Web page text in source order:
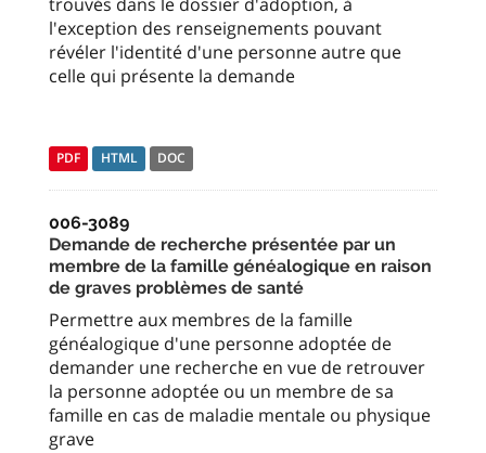
l'exception des renseignements pouvant
révéler l'identité d'une personne autre que
celle qui présente la demande
PDF HTML DOC
006-3089
Demande de recherche présentée par un
membre de la famille généalogique en raison
de graves problèmes de santé
Permettre aux membres de la famille
généalogique d'une personne adoptée de
demander une recherche en vue de retrouver
la personne adoptée ou un membre de sa
famille en cas de maladie mentale ou physique
grave